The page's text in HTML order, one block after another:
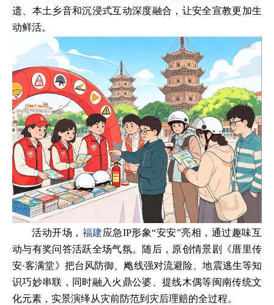
遗、本土乡音和沉浸式互动深度融合，让安全宣教更加生
动鲜活。
活动开场， 福建应急IP形象“安安”亮相，通过趣味互
动与有奖问答活跃全场气氛。随后，原创情景剧《厝里传
安·客满堂》把台风防御、飑线强对流避险、地震逃生等知
识巧妙串联，同时融入火鼎公婆、提线木偶等闽南传统文
化元素，实景演绎从灾前防范到灾后理赔的全过程。